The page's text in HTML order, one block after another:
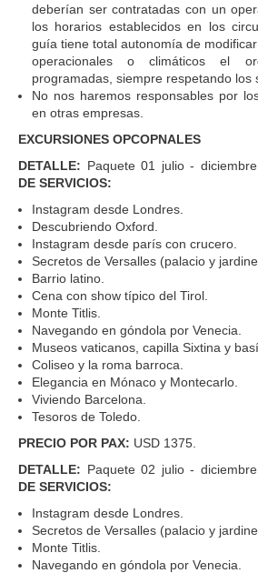
deberían ser contratadas con un
los horarios establecidos en los
guía tiene total autonomía de
operacionales o climáticos el
programadas, siempre respetando los
No nos haremos responsables por
en otras empresas.
EXCURSIONES OPCOPNALES
DETALLE: Paquete 01 julio -
DE SERVICIOS:
Instagram desde Londres.
Descubriendo Oxford.
Instagram desde parís con crucero.
Secretos de Versalles (palacio y
Barrio latino.
Cena con show típico del Tirol.
Monte Titlis.
Navegando en góndola por Venecia.
Museos vaticanos, capilla Sixtina y
Coliseo y la roma barroca.
Elegancia en Mónaco y Montecarlo.
Viviendo Barcelona.
Tesoros de Toledo.
PRECIO POR PAX: USD 1375.
DETALLE: Paquete 02 julio -
DE SERVICIOS:
Instagram desde Londres.
Secretos de Versalles (palacio y
Monte Titlis.
Navegando en góndola por Venecia.